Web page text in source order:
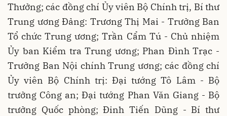
Thưởng; các đồng chí Ủy viên Bộ Chính trị, Bí thư
Trung ương Đảng: Trương Thị Mai - Trưởng Ban
Tổ chức Trung ương; Trần Cẩm Tú - Chủ nhiệm
Ủy ban Kiểm tra Trung ương; Phan Đình Trạc -
Trưởng Ban Nội chính Trung ương; các đồng chí
Ủy viên Bộ Chính trị: Đại tướng Tô Lâm - Bộ
trưởng Công an; Đại tướng Phan Văn Giang - Bộ
trưởng Quốc phòng; Đinh Tiến Dũng - Bí thư